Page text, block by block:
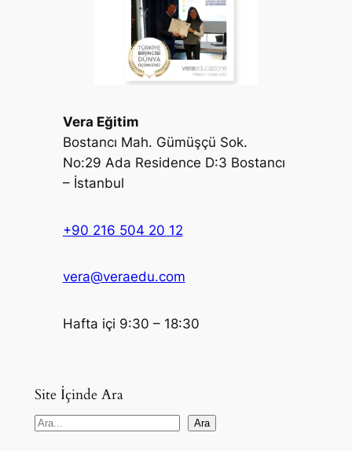
Vera Eğitim
Bostancı Mah. Gümüşçü Sok.
No:29 Ada Residence D:3 Bostancı
– İstanbul
+90 216 504 20 12
vera@veraedu.com
Hafta içi 9:30 – 18:30
Site İçinde Ara
S
Ara